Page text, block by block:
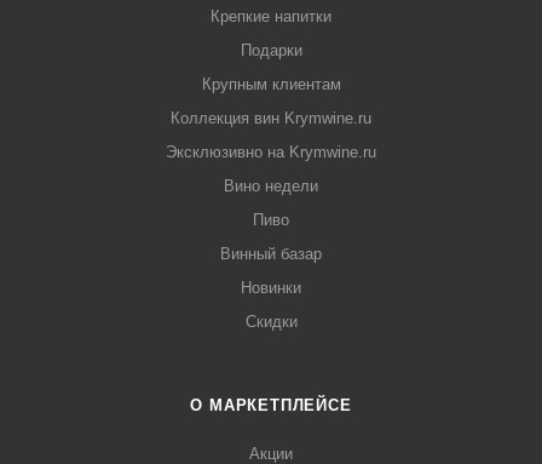
Крепкие напитки
Подарки
Крупным клиентам
Коллекция вин Krymwine.ru
Эксклюзивно на Krymwine.ru
Вино недели
Пиво
Винный базар
Новинки
Скидки
О МАРКЕТПЛЕЙСЕ
Акции